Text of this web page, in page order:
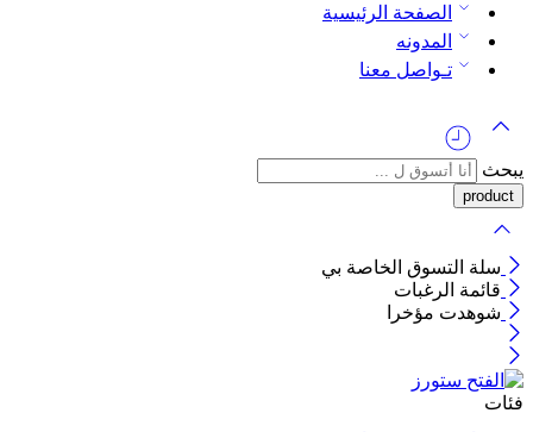
الصفحة الرئيسية
المدونه
تـواصل معنا
يبحث
سلة التسوق الخاصة بي
قائمة الرغبات
شوهدت مؤخرا
فئات